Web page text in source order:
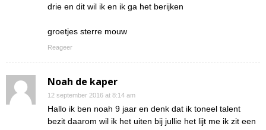
drie en dit wil ik en ik ga het berijken
groetjes sterre mouw
Reageer
Noah de kaper
12 september 2016 at 8:14 am
Hallo ik ben noah 9 jaar en denk dat ik toneel talent
bezit daarom wil ik het uiten bij jullie het lijt me ik zit een